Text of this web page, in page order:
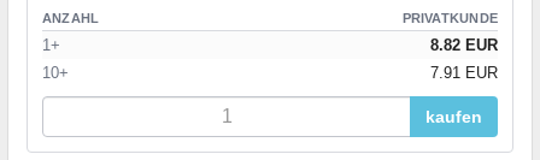
ANZAHL PRIVATKUNDE
1+
8.82 EUR
10+
7.91 EUR
kaufen